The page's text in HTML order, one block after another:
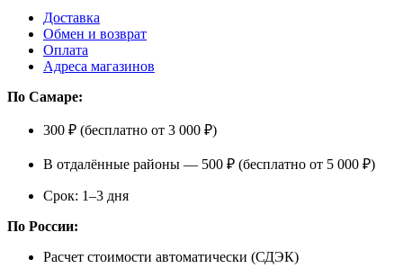
Доставка
Обмен и возврат
Оплата
Адреса магазинов
По Самаре:
300 ₽ (бесплатно от 3 000 ₽)
В отдалённые районы — 500 ₽ (бесплатно от 5 000 ₽)
Срок: 1–3 дня
По России:
Расчет стоимости автоматически (СДЭК)